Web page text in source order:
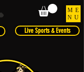
ME
NU
Live Sports & Events